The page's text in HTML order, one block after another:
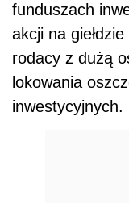
funduszach
akcji na
rodacy z dużą
lokowania
inwestycyjnych.